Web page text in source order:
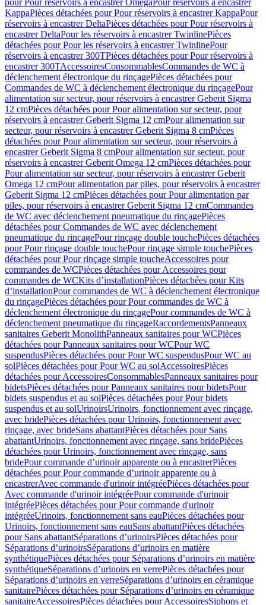
pour Pour réservoirs à encastrer OmegaPour réservoirs à encastrer
KappaPièces détachées pour Pour réservoirs à encastrer KappaPour
réservoirs à encastrer DeltaPièces détachées pour Pour réservoirs à
encastrer DeltaPour les réservoirs à encastrer TwinlinePièces
détachées pour Pour les réservoirs à encastrer TwinlinePour
réservoirs à encastrer 300TPièces détachées pour Pour réservoirs à
encastrer 300TAccessoiresConsommablesCommandes de WC à
déclenchement électronique du rinçagePièces détachées pour
Commandes de WC à déclenchement électronique du rinçagePour
alimentation sur secteur, pour réservoirs à encastrer Geberit Sigma
12 cmPièces détachées pour Pour alimentation sur secteur, pour
réservoirs à encastrer Geberit Sigma 12 cmPour alimentation sur
secteur, pour réservoirs à encastrer Geberit Sigma 8 cmPièces
détachées pour Pour alimentation sur secteur, pour réservoirs à
encastrer Geberit Sigma 8 cmPour alimentation sur secteur, pour
réservoirs à encastrer Geberit Omega 12 cmPièces détachées pour
Pour alimentation sur secteur, pour réservoirs à encastrer Geberit
Omega 12 cmPour alimentation par piles, pour réservoirs à encastrer
Geberit Sigma 12 cmPièces détachées pour Pour alimentation par
piles, pour réservoirs à encastrer Geberit Sigma 12 cmCommandes
de WC avec déclenchement pneumatique du rinçagePièces
détachées pour Commandes de WC avec déclenchement
pneumatique du rinçagePour rinçage double touchePièces détachées
pour Pour rinçage double touchePour rinçage simple touchePièces
détachées pour Pour rinçage simple toucheAccessoires pour
commandes de WCPièces détachées pour Accessoires pour
commandes de WCKits d’installationPièces détachées pour Kits
d’installationPour commandes de WC à déclenchement électronique
du rinçagePièces détachées pour Pour commandes de WC à
déclenchement électronique du rinçagePour commandes de WC à
déclenchement pneumatique du rinçageRaccordementsPanneaux
sanitaires Geberit MonolithPanneaux sanitaires pour WCPièces
détachées pour Panneaux sanitaires pour WCPour WC
suspendusPièces détachées pour Pour WC suspendusPour WC au
solPièces détachées pour Pour WC au solAccessoiresPièces
détachées pour AccessoiresConsommablesPanneaux sanitaires pour
bidetsPièces détachées pour Panneaux sanitaires pour bidetsPour
bidets suspendus et au solPièces détachées pour Pour bidets
suspendus et au solUrinoirsUrinoirs, fonctionnement avec rinçage,
avec bridePièces détachées pour Urinoirs, fonctionnement avec
rinçage, avec brideSans abattantPièces détachées pour Sans
abattantUrinoirs, fonctionnement avec rinçage, sans bridePièces
détachées pour Urinoirs, fonctionnement avec rinçage, sans
bridePour commande d’urinoir apparente ou à encastrerPièces
détachées pour Pour commande d’urinoir apparente ou à
encastrerAvec commande d'urinoir intégréePièces détachées pour
Avec commande d'urinoir intégréePour commande d'urinoir
intégréePièces détachées pour Pour commande d'urinoir
intégréeUrinoirs, fonctionnement sans eauPièces détachées pour
Urinoirs, fonctionnement sans eauSans abattantPièces détachées
pour Sans abattantSéparations d’urinoirsPièces détachées pour
Séparations d’urinoirsSéparations d’urinoirs en matière
synthétiquePièces détachées pour Séparations d’urinoirs en matière
synthétiqueSéparations d’urinoirs en verrePièces détachées pour
Séparations d’urinoirs en verreSéparations d’urinoirs en céramique
sanitairePièces détachées pour Séparations d’urinoirs en céramique
sanitaireAccessoiresPièces détachées pour AccessoiresSiphons et